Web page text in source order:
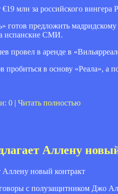
готов предложить
испанские СМИ.
в аренде в
в основу «Реала», а
0 | Читать полностью
Аллену
с полузащитником Джо